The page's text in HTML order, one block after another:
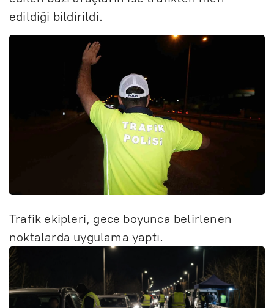
edildiği bildirildi.
Trafik ekipleri, gece boyunca belirlenen
noktalarda uygulama yaptı.